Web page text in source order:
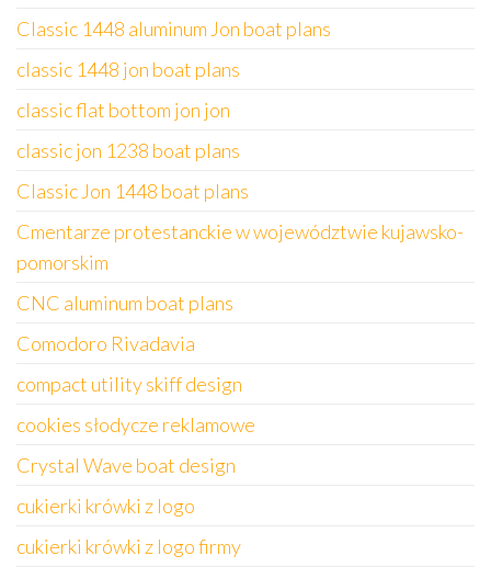
Classic 1448 aluminum Jon boat plans
classic 1448 jon boat plans
classic flat bottom jon jon
classic jon 1238 boat plans
Classic Jon 1448 boat plans
Cmentarze protestanckie w województwie kujawsko-
pomorskim
CNC aluminum boat plans
Comodoro Rivadavia
compact utility skiff design
cookies słodycze reklamowe
Crystal Wave boat design
cukierki krówki z logo
cukierki krówki z logo firmy